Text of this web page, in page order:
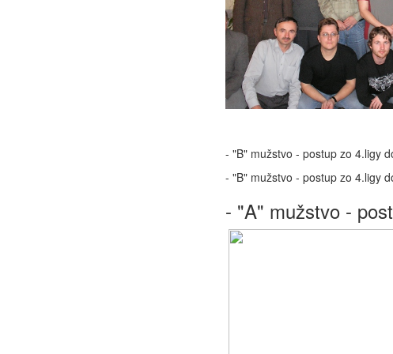
- "B" mužstvo - postup zo 4.ligy
- "B" mužstvo - postup zo 4.ligy
- "A" mužstvo -